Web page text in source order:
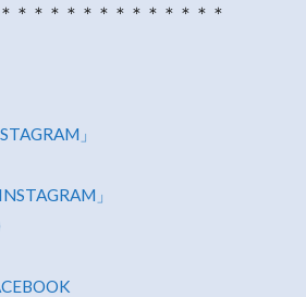
＊＊＊＊＊＊＊＊＊＊＊＊＊
」
」